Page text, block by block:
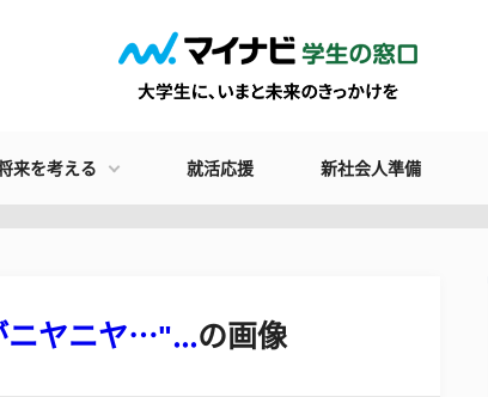
来を考える 就活応援 新社会人準備
ニヤニヤ…"...の画像